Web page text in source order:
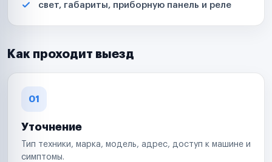
свет, габариты, приборную панель и реле
Как проходит выезд
01
Уточнение
Тип техники, марка, модель, адрес, доступ к машине и
симптомы.